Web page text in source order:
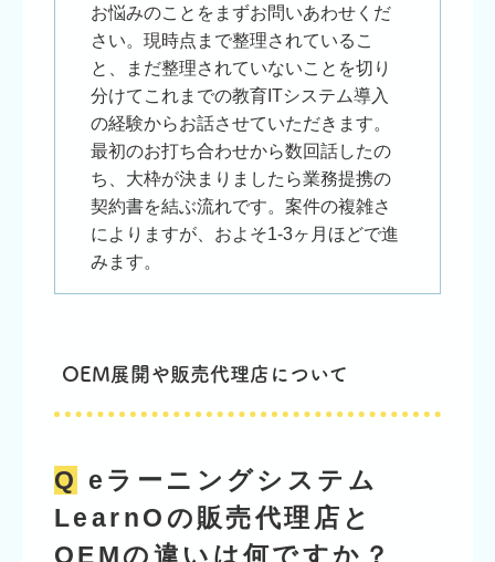
お悩みのことをまずお問いあわせくだ
さい。現時点まで整理されているこ
と、まだ整理されていないことを切り
分けてこれまでの教育ITシステム導入
の経験からお話させていただきます。
最初のお打ち合わせから数回話したの
ち、大枠が決まりましたら業務提携の
契約書を結ぶ流れです。案件の複雑さ
によりますが、およそ1-3ヶ月ほどで進
みます。
OEM展開や販売代理店について
Q eラーニングシステム
LearnOの販売代理店と
OEMの違いは何ですか？